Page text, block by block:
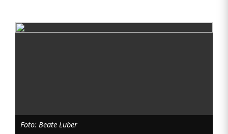
G
nFoto: Beate Luber